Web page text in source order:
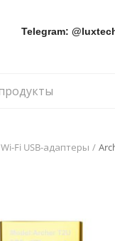
Telegram:
Wi-Fi USB-адаптеры